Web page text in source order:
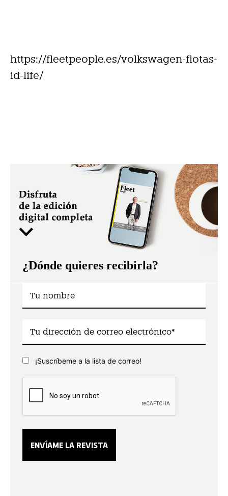
https://fleetpeople.es/volkswagen-flotas-
id-life/
¿Dónde quieres recibirla?
¡Suscríbeme a la lista de correo!